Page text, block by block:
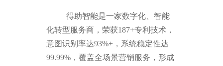
得助智能是一家数字化、智能
化转型服务商，荣获187+专利技术，
意图识别率达93%+，系统稳定性达
99.99%，覆盖全场景营销服务，形成